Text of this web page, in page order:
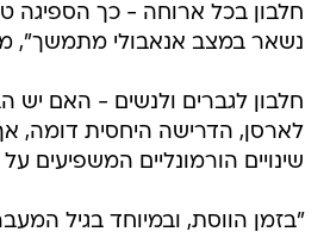
חלבון בכל ארוחה - כך הספיגה
נשאר במצב אנאבולי מתמשך",
חלבון לגברים ולנשים - האם יש
לארסן, הדרישה היחסית דומה,
שינויים הורמונליים המשפיעים
"בזמן הווסת, ובמיוחד בגיל